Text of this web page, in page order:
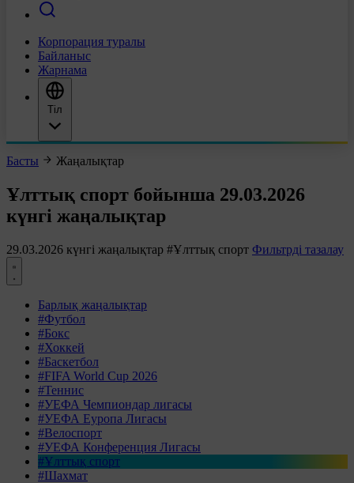
Корпорация туралы
Байланыс
Жарнама
Тіл
Басты Жаңалықтар
Ұлттық спорт бойынша 29.03.2026
күнгі жаңалықтар
29.03.2026 күнгі жаңалықтар #Ұлттық спорт Фильтрді тазалау
Барлық жаңалықтар
#Футбол
#Бокс
#Хоккей
#Баскетбол
#FIFA World Cup 2026
#Теннис
#УЕФА Чемпиондар лигасы
#УЕФА Еуропа Лигасы
#Велоспорт
#УЕФА Конференция Лигасы
#Ұлттық спорт
#Шахмат